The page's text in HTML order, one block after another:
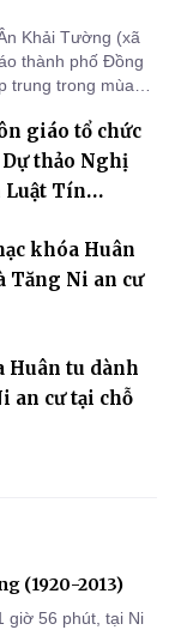
Khải Tường (xã
thành phố Đồng
trung trong mùa
Khải Tường.
giáo tổ chức
thảo Nghị
Luật Tín
khóa Huân
Tăng Ni an cư
Huân tu dành
an cư tại chỗ
(1920-2013)
giờ 56 phút, tại Ni